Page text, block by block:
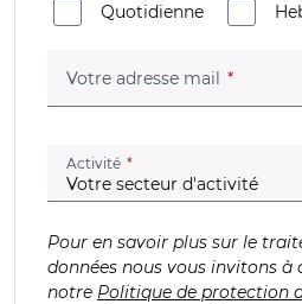
Quotidienne
Votre adresse mail (champ
Activité (champ obligatoire)
Pour en savoir plus sur le
données nous vous invitons à
notre Politique de protection